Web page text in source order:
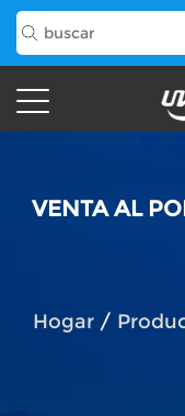
VENTA AL
Hogar /